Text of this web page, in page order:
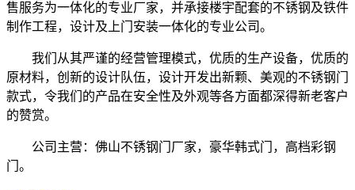
售服务为一体化的专业厂家，并承接楼宇配套的不锈钢及铁件
制作工程，设计及上门安装一体化的专业公司。
我们从其严谨的经营管理模式，优质的生产设备，优质的
原材料，创新的设计队伍，设计开发出新颗、美观的不锈钢门
款式，令我们的产品在安全性及外观等各方面都深得新老客户
的赞赏。
公司主营：佛山不锈钢门厂家，豪华韩式门，高档彩钢
门。